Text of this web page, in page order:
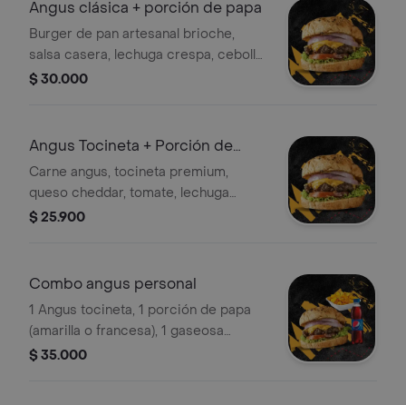
Angus clásica + porción de papa
Burger de pan artesanal brioche,
salsa casera, lechuga crespa, cebolla
morada, tomate, carne angus y queso
$ 30.000
Angus Tocineta + Porción de
Papa
Carne angus, tocineta premium,
queso cheddar, tomate, lechuga
crespa, cebolla, salsa casera. Incluye
$ 25.900
Combo angus personal
1 Angus tocineta, 1 porción de papa
(amarilla o francesa), 1 gaseosa
personal 400ml.
$ 35.000